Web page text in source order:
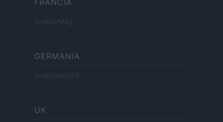
FRANCIA
InvestirMag
GERMANIA
Investieren24
UK